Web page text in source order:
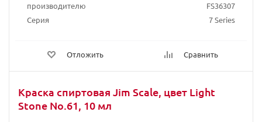
производителю
FS36307
Серия
7 Series
Отложить Сравнить
Краска спиртовая Jim Scale, цвет Light
Stone No.61, 10 мл